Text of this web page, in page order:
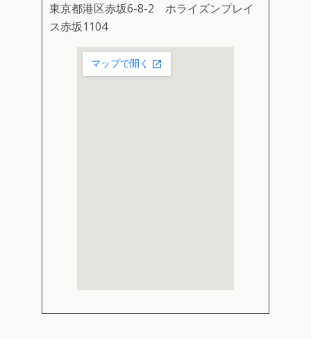
東京都港区赤坂6-8-2 ホライズンプレイ
ス赤坂1104